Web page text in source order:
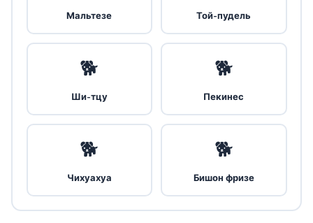
Мальтезе Той-пудель
🐕
Ши-тцу
🐕
Пекинес
🐕
Чихуахуа
🐕
Бишон фризе